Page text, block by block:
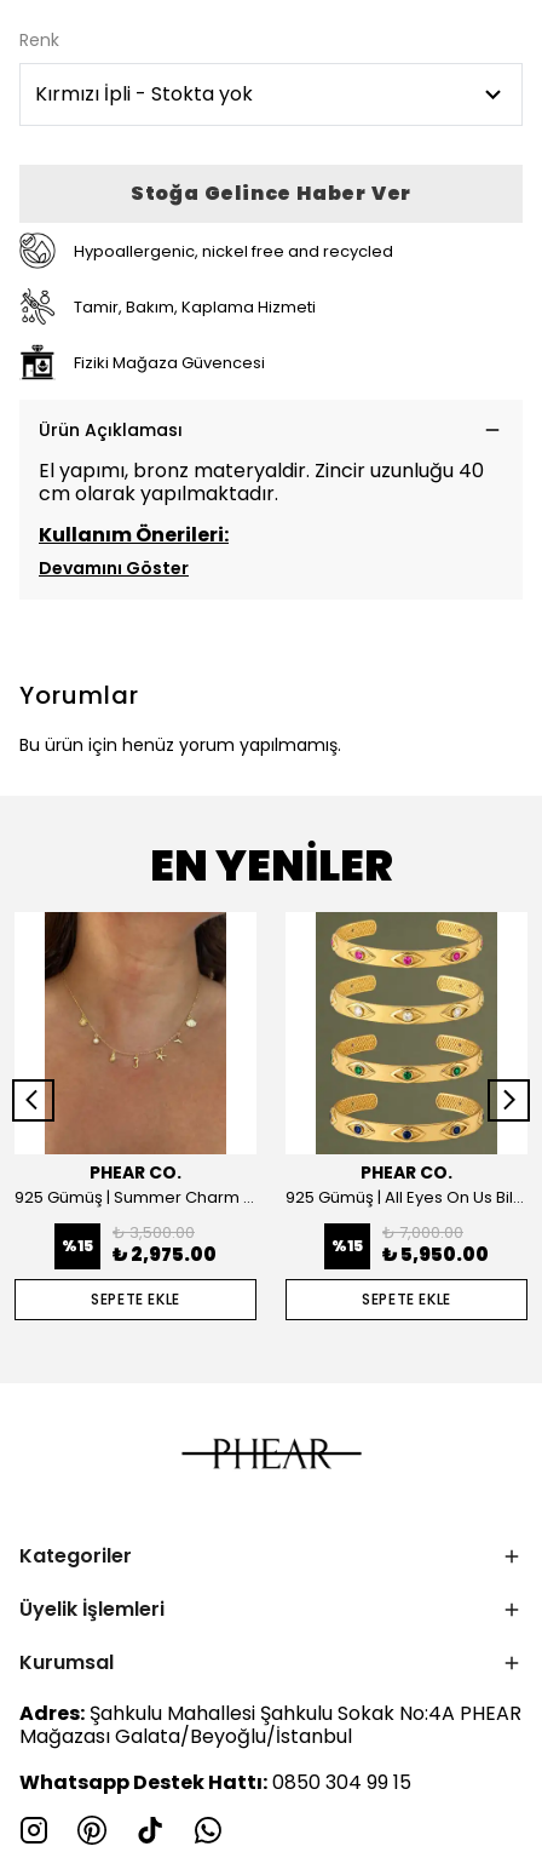
Renk
Stoğa Gelince Haber Ver
Hypoallergenic, nickel free and recycled
Tamir, Bakım, Kaplama Hizmeti
Fiziki Mağaza Güvencesi
Ürün Açıklaması
El yapımı, bronz materyaldir. Zincir uzunluğu 40
cm olarak yapılmaktadır.
Kullanım Önerileri:
Devamını Göster
Yorumlar
Bu ürün için henüz yorum yapılmamış.
EN YENİLER
PHEAR CO.
925 Gümüş | Summer Charm Kolye
%15
₺ 3,500.00
₺ 2,975.00
SEPETE EKLE
PHEAR CO.
925 Gümüş | All Eyes On Us Bilezik
%15
₺ 7,000.00
₺ 5,950.00
SEPETE EKLE
Kategoriler
Üyelik İşlemleri
Kurumsal
Adres: Şahkulu Mahallesi Şahkulu Sokak No:4A PHEAR
Mağazası Galata/Beyoğlu/İstanbul
Whatsapp Destek Hattı:0850 304 99 15